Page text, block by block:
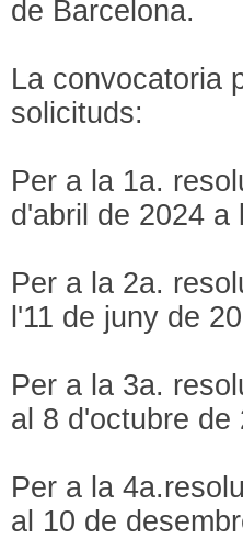
de Barcelona.
La convocatoria
solicituds:
Per a la 1a.
d'abril de 2024 a
Per a la 2a.
l'11 de juny de
Per a la 3a.
al 8 d'octubre de
Per a la
al 10 de